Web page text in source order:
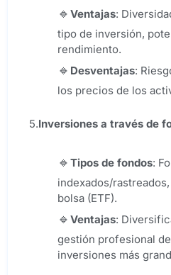
Ventajas:
tipo de inversión,
rendimiento.
Desventajas:
los precios de los
5.Inversiones a través de
Tipos de fondos:
indexados/
bolsa (ETF).
Ventajas:
gestión profesional
inversiones más